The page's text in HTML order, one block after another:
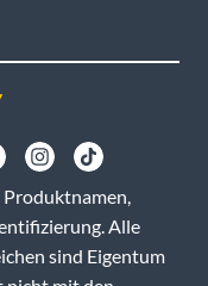
Alle
sind Eigentum